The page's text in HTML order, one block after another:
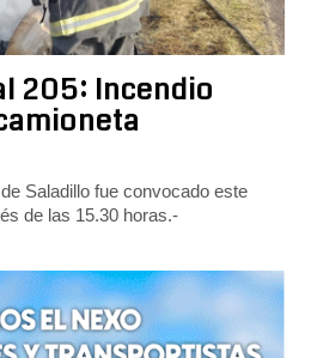
205: Incendio
Saladillo fue convocado este
de las 15.30 horas.-